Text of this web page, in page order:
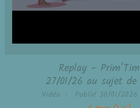
Replay –
27/01/26 au sujet de
Vidéo • Publié 30/01/2026